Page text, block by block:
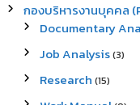
กองบริหารงานบุคคล
Documentary
Job Analysis(3)
Research (15)